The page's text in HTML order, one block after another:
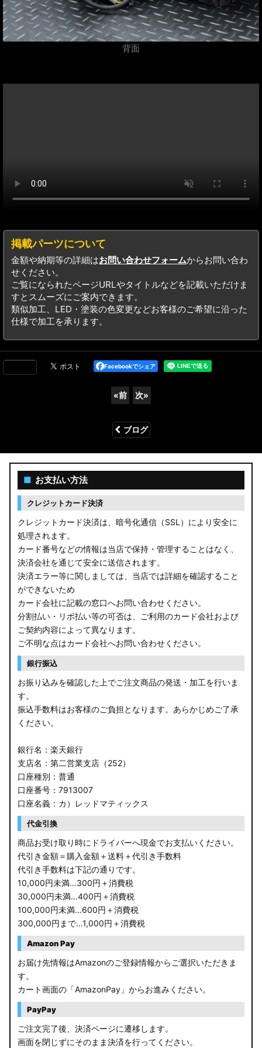
背面
掲載パーツについて
金額や納期等の詳細はお問い合わせフォームからお問い合わ
せください。
ご覧になられたページURLやタイトルなどを記載いただけま
すとスムーズにご案内できます。
類似加工、LED・塗装の色変更などお客様のご希望に沿った
仕様で加工を承ります。
Facebookでシェア
«前 次»
ブログ
■ お支払い方法
クレジットカード決済
クレジットカード決済は、暗号化通信（SSL）により安全に
処理されます。
カード番号などの情報は当店で保持・管理することはなく、
決済会社を通じて安全に送信されます。
決済エラー等に関しましては、当店では詳細を確認すること
ができないため
カード会社に記載の窓口へお問い合わせください。
分割払い・リボ払い等の可否は、ご利用のカード会社および
ご契約内容によって異なります。
ご不明な点はカード会社へお問い合わせください。
銀行振込
お振り込みを確認した上でご注文商品の発送・加工を行いま
す。
振込手数料はお客様のご負担となります。あらかじめご了承
ください。
銀行名：楽天銀行
支店名：第二営業支店（252）
口座種別：普通
口座番号：7913007
口座名義：カ）レッドマティックス
代金引換
商品お受け取り時にドライバーへ現金でお支払いください。
代引き金額＝購入金額＋送料＋代引き手数料
代引き手数料は下記の通りです。
10,000円未満…300円＋消費税
30,000円未満…400円＋消費税
100,000円未満…600円＋消費税
300,000円まで…1,000円＋消費税
Amazon Pay
お届け先情報はAmazonのご登録情報からご選択いただきま
す。
カート画面の「AmazonPay」からお進みください。
PayPay
ご注文完了後、決済ページに遷移します。
画面を閉じずにそのまま決済を行ってください。